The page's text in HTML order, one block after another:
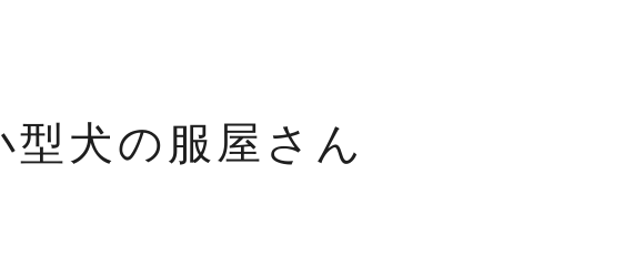
小型犬の服屋さん